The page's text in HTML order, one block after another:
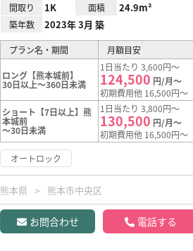
間取り 1K 面積 24.9m²
築年数 2023年 3月 築
プラン名・期間 月額目安
ロング【熊本城前】
30日以上～360日未満
1日当たり 3,600円～
124,500 円/月～
初期費用他 16,500円～
ショート【7日以上】熊
本城前
～30日未満
1日当たり 3,800円～
130,500 円/月～
初期費用他 16,500円～
オートロック
熊本県 熊本市中央区
お問合わせ 電話する